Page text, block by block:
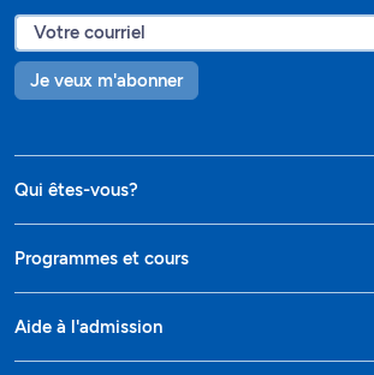
Je veux m'abonner
Qui êtes-vous?
Programmes et cours
Aide à l'admission